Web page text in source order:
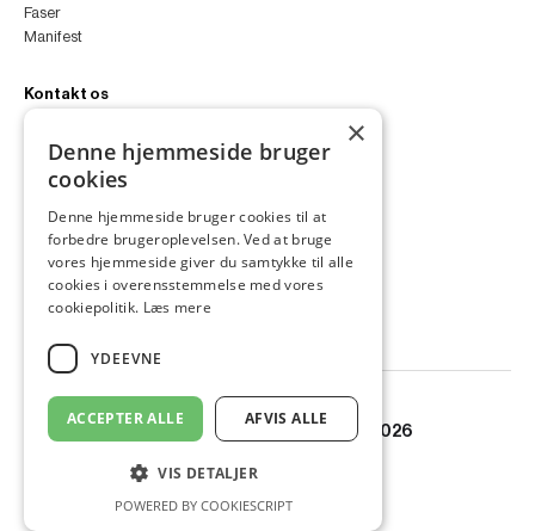
Faser
Manifest
Kontakt os
+45 4252 0011
VA11a
2300 København S
Instagram
LinkedIn
© Copyright PETER FYLLGRAF 2026
×
Denne hjemmeside bruger
cookies
Denne hjemmeside bruger cookies til at
forbedre brugeroplevelsen. Ved at bruge
vores hjemmeside giver du samtykke til alle
cookies i overensstemmelse med vores
cookiepolitik. Læs mere
YDEEVNE
ACCEPTER ALLE AFVIS ALLE
VIS DETALJER
POWERED BY COOKIESCRIPT